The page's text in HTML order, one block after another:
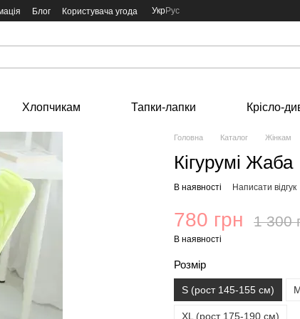
Блог Користувача угода УкрРус
Хлопчикам Тапки-лапки Крісло-
Головна Каталог Жінкам
Кігурумі Жаба
В наявності Написати відгук
780 грн 1 300
В наявності
Розмір
S (рост 145-155 см)
XL (рост 175-190 см)